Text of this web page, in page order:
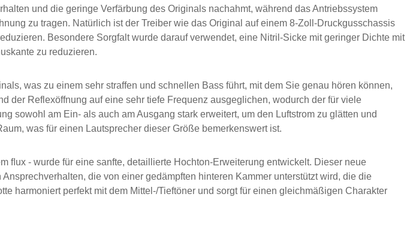
und die geringe Verfärbung des Originals nachahmt, während das Antriebssystem
zu tragen. Natürlich ist der Treiber wie das Original auf einem 8-Zoll-Druckgusschassis
Besondere Sorgfalt wurde darauf verwendet, eine Nitril-Sicke mit geringer Dichte mit
zu reduzieren.
was zu einem sehr straffen und schnellen Bass führt, mit dem Sie genau hören können,
der Reflexöffnung auf eine sehr tiefe Frequenz ausgeglichen, wodurch der für viele
sowohl am Ein- als auch am Ausgang stark erweitert, um den Luftstrom zu glätten und
was für einen Lautsprecher dieser Größe bemerkenswert ist.
ﬂux - wurde für eine sanfte, detaillierte Hochton-Erweiterung entwickelt. Dieser neue
die von einer gedämpften hinteren Kammer unterstützt wird, die die
harmoniert perfekt mit dem Mittel-/Tieftöner und sorgt für einen gleichmäßigen Charakter